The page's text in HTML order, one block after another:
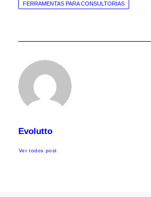
FERRAMENTAS PARA CONSULTORIAS
Evolutto
Ver todos post